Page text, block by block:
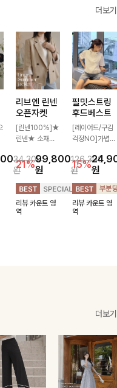
더보기
34,300
원
리브엔 린넨
오픈자켓
[린넨100%]★
린넨★ 소재의
디자인으로 더욱
경쾌한 자켓! 자
수 디테일로 세
련된 포인트까지
모두 가진 믿을
만한 아이템이에
21%99,800
원
126,300
원
리뷰 카운트 영
역
필밋스트링
후드베스트
[레이어드/구김
걱정NO]가볍게
캐주얼 무드의
스트링 후드 베
스트 🖤 밑단 스
트링 디테일로
핏 조절이 가능
해 더욱 멋스럽
15%원
리뷰 카운트 영
역
더보기